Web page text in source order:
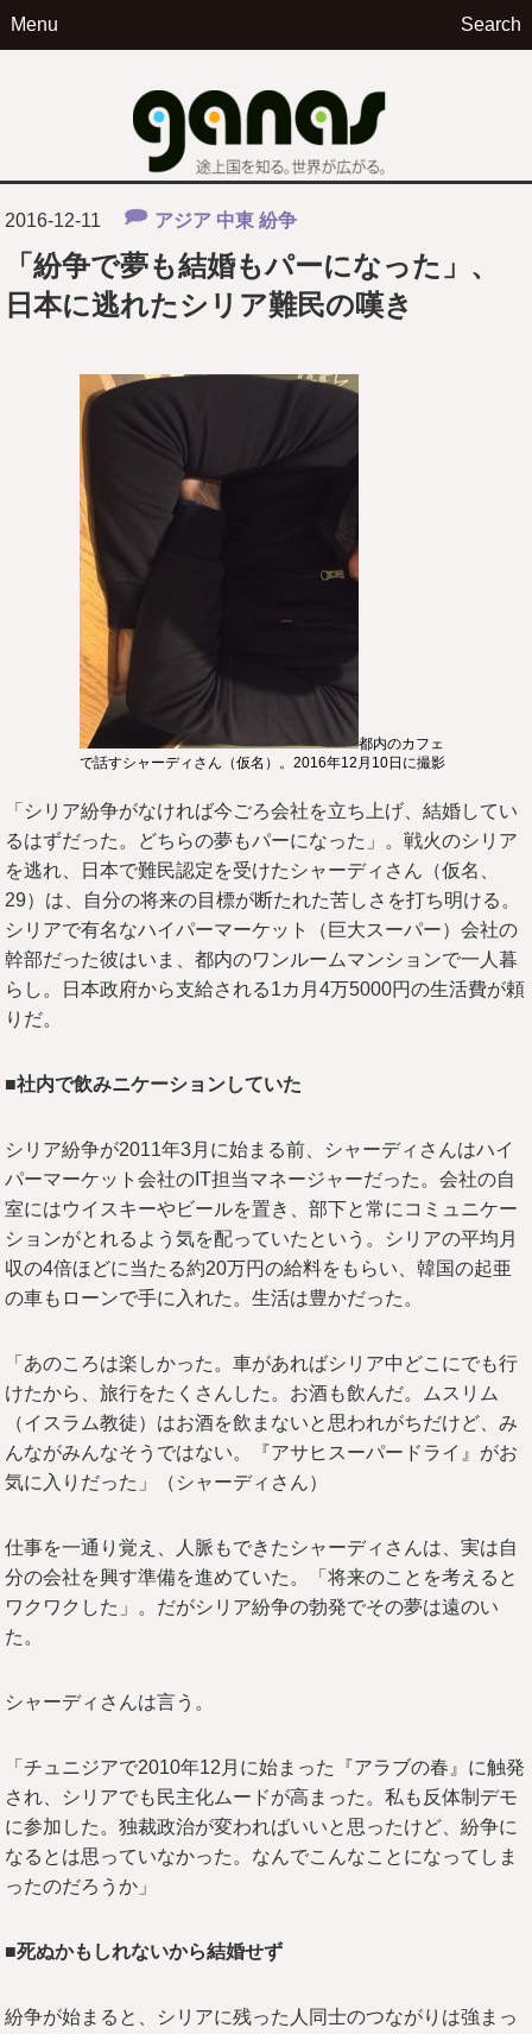
Menu Search
2016-12-11 アジア 中東 紛争
「紛争で夢も結婚もパーになった」、
日本に逃れたシリア難民の嘆き
都内のカフェ
で話すシャーディさん（仮名）。2016年12月10日に撮影
「シリア紛争がなければ今ごろ会社を立ち上げ、結婚してい
るはずだった。どちらの夢もパーになった」。戦火のシリア
を逃れ、日本で難民認定を受けたシャーディさん（仮名、
29）は、自分の将来の目標が断たれた苦しさを打ち明ける。
シリアで有名なハイパーマーケット（巨大スーパー）会社の
幹部だった彼はいま、都内のワンルームマンションで一人暮
らし。日本政府から支給される1カ月4万5000円の生活費が頼
りだ。
■社内で飲みニケーションしていた
シリア紛争が2011年3月に始まる前、シャーディさんはハイ
パーマーケット会社のIT担当マネージャーだった。会社の自
室にはウイスキーやビールを置き、部下と常にコミュニケー
ションがとれるよう気を配っていたという。シリアの平均月
収の4倍ほどに当たる約20万円の給料をもらい、韓国の起亜
の車もローンで手に入れた。生活は豊かだった。
「あのころは楽しかった。車があればシリア中どこにでも行
けたから、旅行をたくさんした。お酒も飲んだ。ムスリム
（イスラム教徒）はお酒を飲まないと思われがちだけど、み
んながみんなそうではない。『アサヒスーパードライ』がお
気に入りだった」（シャーディさん）
仕事を一通り覚え、人脈もできたシャーディさんは、実は自
分の会社を興す準備を進めていた。「将来のことを考えると
ワクワクした」。だがシリア紛争の勃発でその夢は遠のい
た。
シャーディさんは言う。
「チュニジアで2010年12月に始まった『アラブの春』に触発
され、シリアでも民主化ムードが高まった。私も反体制デモ
に参加した。独裁政治が変わればいいと思ったけど、紛争に
なるとは思っていなかった。なんでこんなことになってしま
ったのだろうか」
■死ぬかもしれないから結婚せず
紛争が始まると、シリアに残った人同士のつながりは強まっ